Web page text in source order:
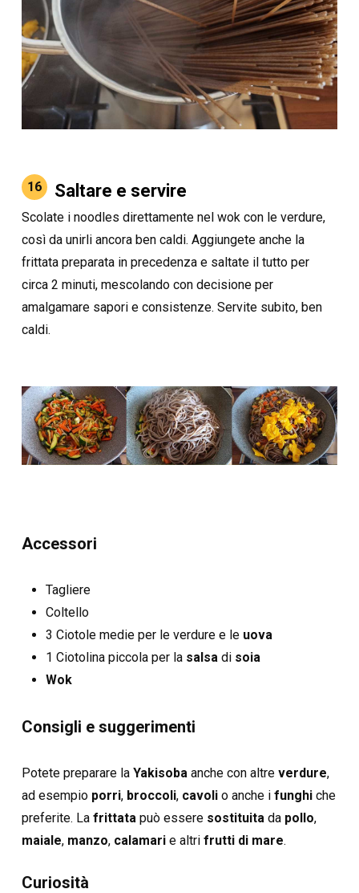
16 Saltare e servire
Scolate i noodles direttamente nel wok con le verdure,
così da unirli ancora ben caldi. Aggiungete anche la
frittata preparata in precedenza e saltate il tutto per
circa 2 minuti, mescolando con decisione per
amalgamare sapori e consistenze. Servite subito, ben
caldi.
Accessori
Tagliere
Coltello
3 Ciotole medie per le verdure e le uova
1 Ciotolina piccola per la salsa di soia
Wok
Consigli e suggerimenti
Potete preparare la Yakisoba anche con altre verdure,
ad esempio porri, broccoli, cavoli o anche i funghi che
preferite. La frittata può essere sostituita da pollo,
maiale, manzo, calamari e altri frutti di mare.
Curiosità